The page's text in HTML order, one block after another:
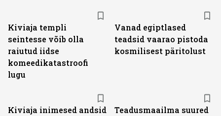
Kiviaja templi
seintesse võib olla
raiutud iidse
komeedikatastroofi
lugu
Vanad egiptlased
teadsid vaarao pistoda
kosmilisest päritolust
Kiviaja inimesed andsid
Teadusmaailma suured